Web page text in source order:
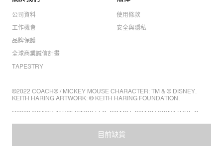
目前缺貨
公司資料
工作機會
品牌保護
全球商業誠信計畫
TAPESTRY
使用條款
安全與隱私
©2022 COACH® / MICKEY MOUSE CHARACTER: TM & © DISNEY.
KEITH HARING ARTWORK: © KEITH HARING FOUNDATION.
©2022 COACH IP HOLDINGS LLC. COACH, COACH SIGNATURE C